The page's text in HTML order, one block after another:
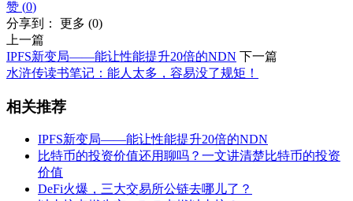
赞 (0)
分享到： 更多 (0)
上一篇
IPFS新变局——能让性能提升20倍的NDN 下一篇
水浒传读书笔记：能人太多，容易没了规矩！
相关推荐
IPFS新变局——能让性能提升20倍的NDN
比特币的投资价值还用聊吗？一文讲清楚比特币的投资
价值
DeFi火爆，三大交易所公链去哪儿了？